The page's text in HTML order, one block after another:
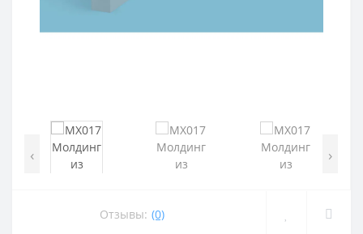
‹ ›
Отзывы: (0)